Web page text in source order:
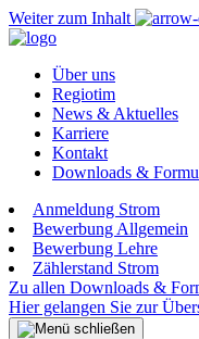
Weiter zum Inhalt
Über uns
Regiotim
News & Aktuelles
Karriere
Kontakt
Downloads &
Anmeldung Strom
Bewerbung Allgemein
Bewerbung Lehre
Zählerstand Strom
Zu allen Downloads &
Hier gelangen Sie zur